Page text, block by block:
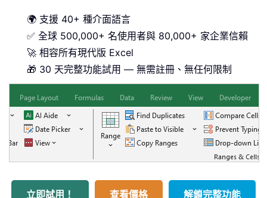
🌍 支援 40+ 種介面語言
✅ 全球 500,000+ 名使用者與 80,000+ 家企業信賴
🚀 相容所有現代版 Excel
🎁 30 天完整功能試用 — 無需註冊、無任何限制
立即試用！ 查看價格 解鎖完整功能